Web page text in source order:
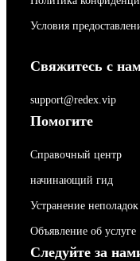
Условия
Свяжитесь с
support@redex.vip
Помогите
Справочный центр
начинающий гид
Устранение неполадок
Объявление об услуге
Следуйте за